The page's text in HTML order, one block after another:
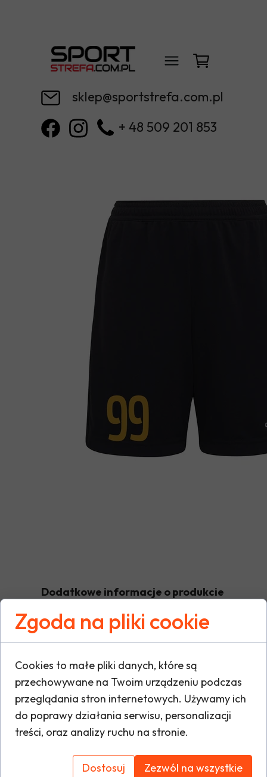
sklep@sportstrefa.com.pl
+ 48 509 201 853
Dodatkowe informacje o produkcie
W tej sekcji warto umieścić istotne
warunki gwarancji, zalecenia dotyczące
oraz ewentualne certyfikaty lub nagrody.
i buduje zaufanie do marki.
Zgoda na pliki cookie
Cookies to małe pliki danych, które są
przechowywane na Twoim urządzeniu podczas
przeglądania stron internetowych. Używamy ich
do poprawy działania serwisu, personalizacji
treści, oraz analizy ruchu na stronie.
Dostosuj Zezwól na wszystkie